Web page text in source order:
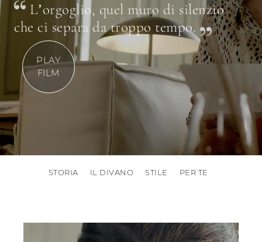
L’orgoglio, quel muro di silenzio
che ci separa da troppo tempo.
PLAY
FILM
STORIA IL DIVANO STILE PER TE